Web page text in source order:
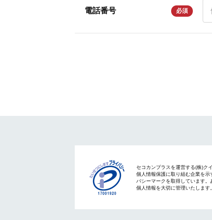
電話番号 必須
セコカンプラスを運営する(株)ク
個人情報保護に取り組む企業を示
バシーマークを取得しています。
個人情報を大切に管理いたします。